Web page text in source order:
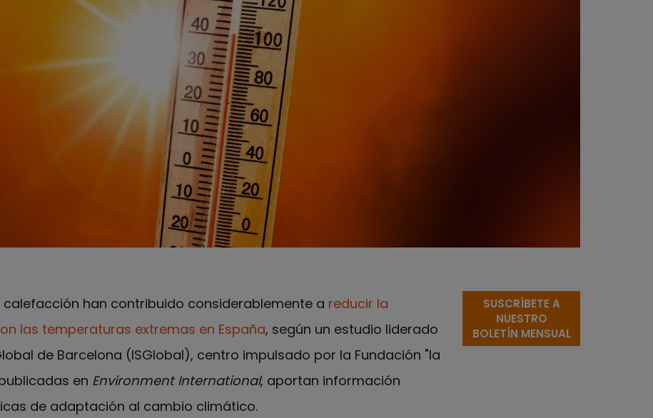
calefacción han contribuido considerablemente a reducir la
las temperaturas extremas en España, según un estudio liderado
de Barcelona (ISGlobal), centro impulsado por la Fundación "la
en Environment International, aportan información
de adaptación al cambio climático.
SUSCRÍBETE A
NUESTRO
BOLETÍN MENSUAL